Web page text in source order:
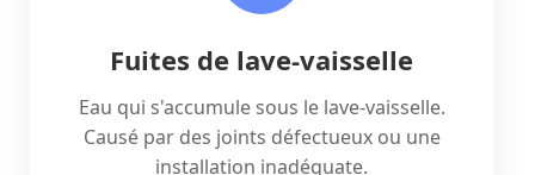
Fuites de lave-vaisselle
Eau qui s'accumule sous le lave-vaisselle.
Causé par des joints défectueux ou une
installation inadéquate.